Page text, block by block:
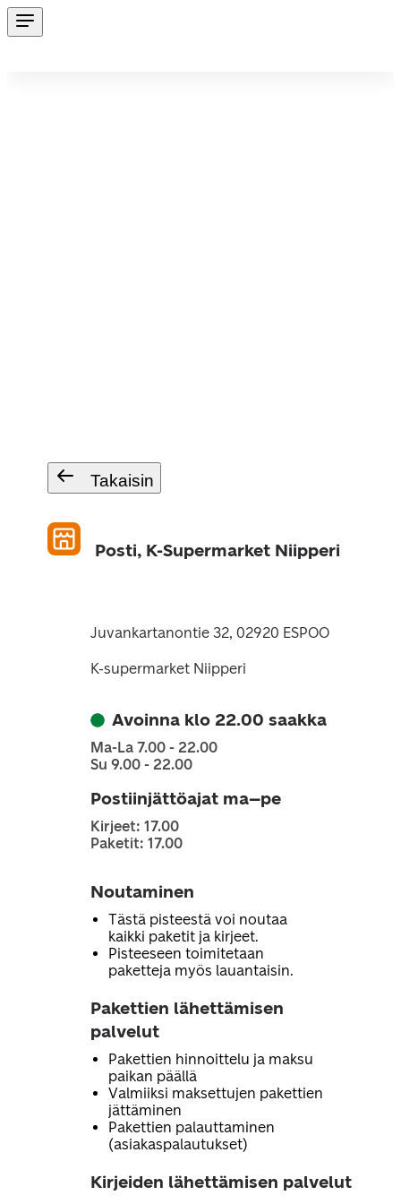
Takaisin
Posti, K-Supermarket Niipperi
Juvankartanontie 32, 02920 ESPOO
K-supermarket Niipperi
Avoinna klo 22.00 saakka
Ma-La 7.00 - 22.00
Su 9.00 - 22.00
Postiinjättöajat ma–pe
Kirjeet: 17.00
Paketit: 17.00
Noutaminen
Tästä pisteestä voi noutaa
kaikki paketit ja kirjeet.
Pisteeseen toimitetaan
paketteja myös lauantaisin.
Pakettien lähettämisen
palvelut
Pakettien hinnoittelu ja maksu
paikan päällä
Valmiiksi maksettujen pakettien
jättäminen
Pakettien palauttaminen
(asiakaspalautukset)
Kirjeiden lähettämisen palvelut